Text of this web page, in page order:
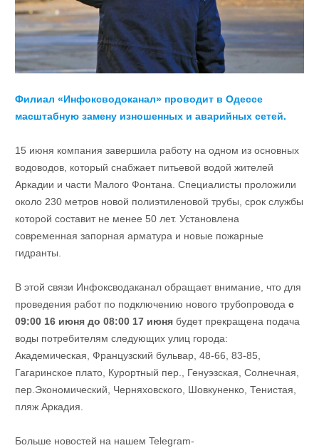
Филиал «Инфоксводоканал» проводит в Одессе
масштабную замену изношенных и аварийных сетей.
15 июня компания завершила работу на одном из основных
водоводов, который снабжает питьевой водой жителей
Аркадии и части Малого Фонтана. Специалисты проложили
около 230 метров новой полиэтиленовой трубы, срок службы
которой составит не менее 50 лет. Установлена
современная запорная арматура и новые пожарные
гидранты.
В этой связи Инфоксводаканал обращает внимание, что для
проведения работ по подключению нового трубопровода с
09:00 16 июня до 08:00 17 июня будет прекращена подача
воды потребителям следующих улиц города:
Академическая, Французский бульвар, 48-66, 83-85,
Гагаринское плато, Курортный пер., Генуэзская, Солнечная,
пер.Экономический, Черняховского, Шовкуненко, Тенистая,
пляж Аркадия.
Больше новостей на нашем Telegram-